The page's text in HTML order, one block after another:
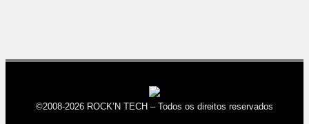
©2008-2026 ROCK’N TECH – Todos os direitos reservados